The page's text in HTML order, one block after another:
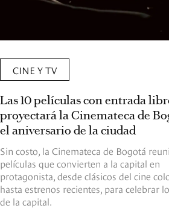
CINE Y TV
Las 10 películas con entrada
proyectará la Cinemateca de
el aniversario de la ciudad
Sin costo, la Cinemateca de Bogotá
películas que convierten a la capital en
protagonista, desde clásicos del cine
hasta estrenos recientes, para celebrar
de la capital.